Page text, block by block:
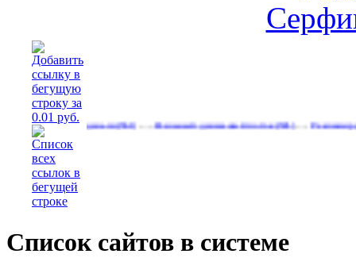
делает деньги(561)…Реальный денежный поток(591)…Рекламируйтесь
Список сайтов в системе